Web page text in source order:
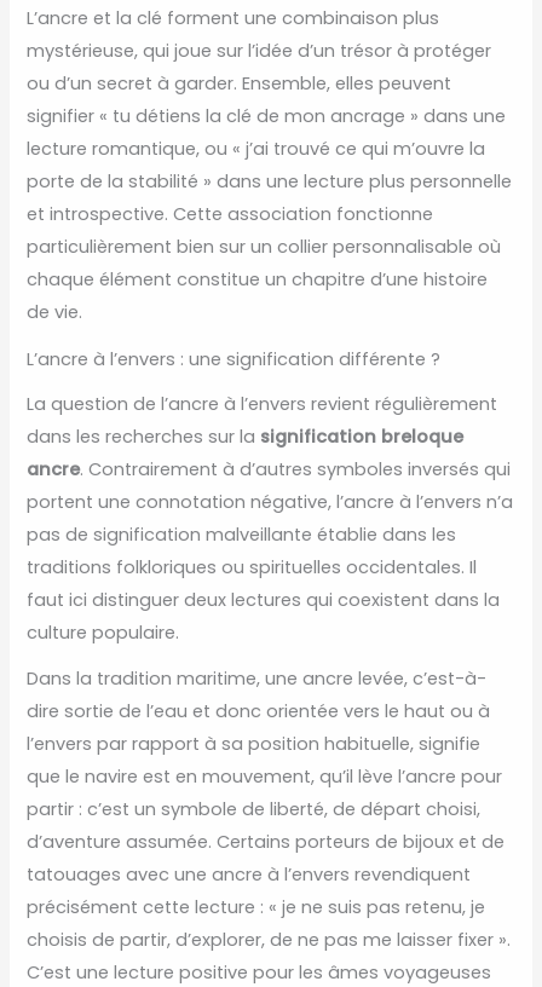
L’ancre et la clé forment une combinaison plus
mystérieuse, qui joue sur l’idée d’un trésor à protéger
ou d’un secret à garder. Ensemble, elles peuvent
signifier « tu détiens la clé de mon ancrage » dans une
lecture romantique, ou « j’ai trouvé ce qui m’ouvre la
porte de la stabilité » dans une lecture plus personnelle
et introspective. Cette association fonctionne
particulièrement bien sur un collier personnalisable où
chaque élément constitue un chapitre d’une histoire
de vie.
L’ancre à l’envers : une signification différente ?
La question de l’ancre à l’envers revient régulièrement
dans les recherches sur la signification breloque
ancre. Contrairement à d’autres symboles inversés qui
portent une connotation négative, l’ancre à l’envers n’a
pas de signification malveillante établie dans les
traditions folkloriques ou spirituelles occidentales. Il
faut ici distinguer deux lectures qui coexistent dans la
culture populaire.
Dans la tradition maritime, une ancre levée, c’est-à-
dire sortie de l’eau et donc orientée vers le haut ou à
l’envers par rapport à sa position habituelle, signifie
que le navire est en mouvement, qu’il lève l’ancre pour
partir : c’est un symbole de liberté, de départ choisi,
d’aventure assumée. Certains porteurs de bijoux et de
tatouages avec une ancre à l’envers revendiquent
précisément cette lecture : « je ne suis pas retenu, je
choisis de partir, d’explorer, de ne pas me laisser fixer ».
C’est une lecture positive pour les âmes voyageuses